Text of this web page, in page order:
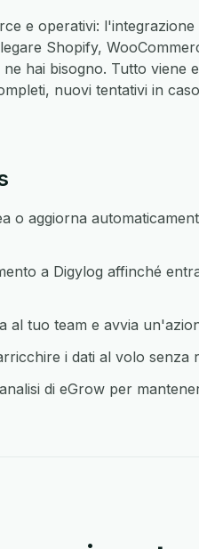
e operativi: l'integrazione
Shopify,
hai bisogno. Tutto viene
nuovi tentativi in
o aggiorna
a Digylog affinché
al tuo team e avvia
i dati al volo senza
di eGrow per